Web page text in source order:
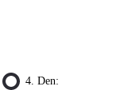
4. Den: